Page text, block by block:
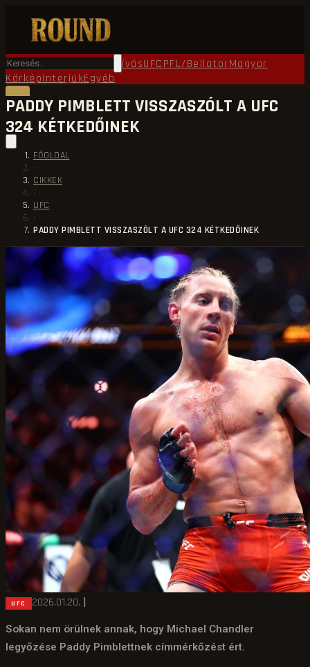
FőoldalRound TV ÖkölvívásUFCPFL/BellatorMagyar
KörképInterjúkEgyéb
PADDY PIMBLETT VISSZASZÓLT A UFC
324 KÉTKEDŐINEK
FŐOLDAL
›
CIKKEK
›
UFC
›
PADDY PIMBLETT VISSZASZÓLT A UFC 324 KÉTKEDŐINEK
UFC 2026.01.20. |
Sokan nem örülnek annak, hogy Michael Chandler
legyőzése Paddy Pimblettnek címmérkőzést ért.